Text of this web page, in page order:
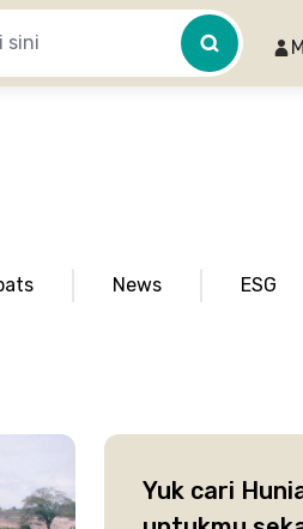
News ESG
Yuk cari